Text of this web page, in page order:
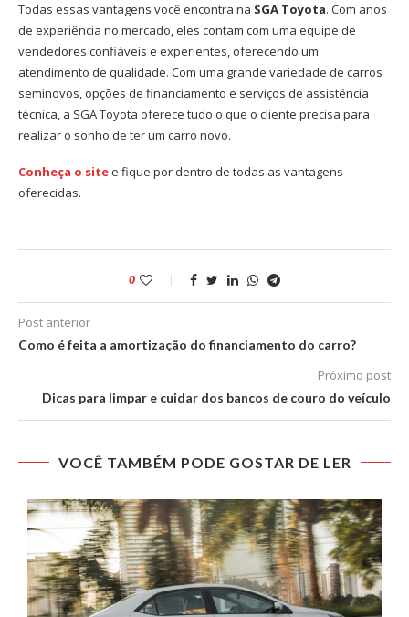
Todas essas vantagens você encontra na SGA Toyota. Com anos
de experiência no mercado, eles contam com uma equipe de
vendedores confiáveis e experientes, oferecendo um
atendimento de qualidade. Com uma grande variedade de carros
seminovos, opções de financiamento e serviços de assistência
técnica, a SGA Toyota oferece tudo o que o cliente precisa para
realizar o sonho de ter um carro novo.
Conheça o sitee fique por dentro de todas as vantagens
oferecidas.
0
Post anterior
Como é feita a amortização do financiamento do carro?
Próximo post
Dicas para limpar e cuidar dos bancos de couro do veículo
VOCÊ TAMBÉM PODE GOSTAR DE LER